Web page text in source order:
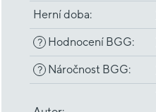
Herní doba:
? Hodnocení BGG:
? Náročnost BGG: